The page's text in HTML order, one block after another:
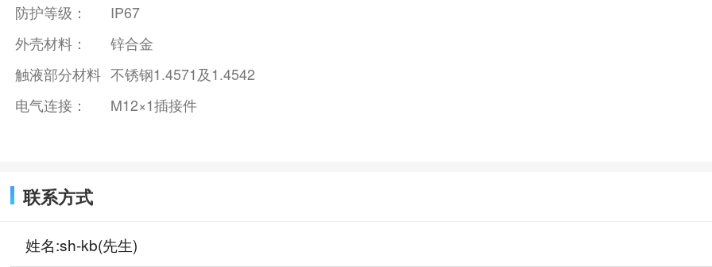
防护等级：
IP67
外壳材料：
锌合金
触液部分材料 不锈钢1.4571及1.4542
电气连接：
M12×1插接件
联系方式
姓名:sh-kb(先生)